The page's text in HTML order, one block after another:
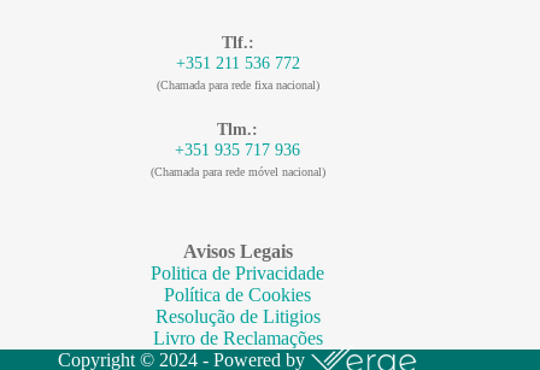
Tlf.:
+351 211 536 772
(Chamada para rede fixa nacional)
Tlm.:
+351 935 717 936
(Chamada para rede móvel nacional)
Avisos Legais
Politica de Privacidade
Política de Cookies
Resolução de Litigios
Livro de Reclamações
Copyright © 2024 - Powered by